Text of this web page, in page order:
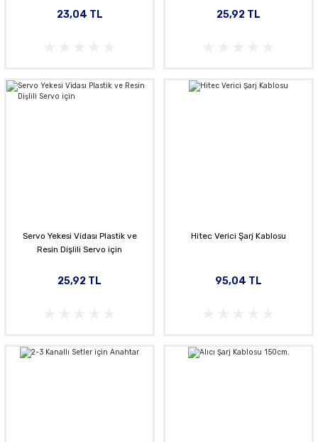
23,04 TL 25,92 TL
Servo Yekesi Vidası Plastik ve
Resin Dişlili Servo için
25,92 TL
Hitec Verici Şarj Kablosu
95,04 TL